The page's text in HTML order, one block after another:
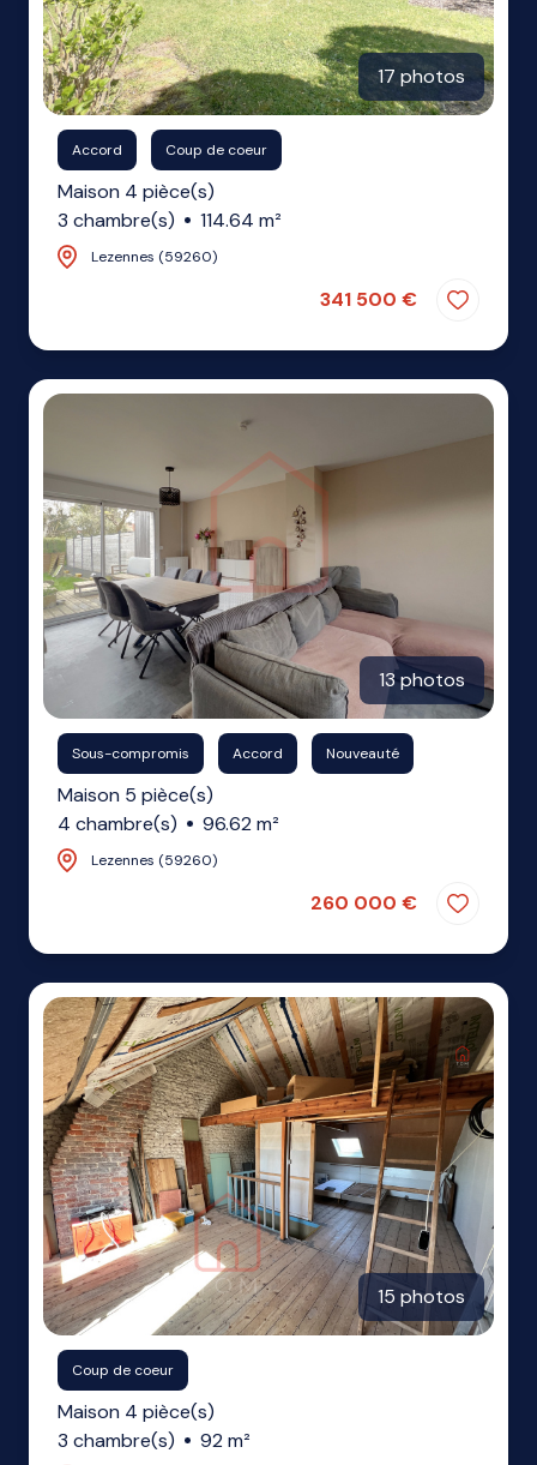
17 photos
Accord Coup de coeur
Maison 4 pièce(s)
3 chambre(s)
114.64 m²
Lezennes (59260)
341 500 €
13 photos
Sous-compromis Accord Nouveauté
Maison 5 pièce(s)
4 chambre(s)
96.62 m²
Lezennes (59260)
260 000 €
15 photos
Coup de coeur
Maison 4 pièce(s)
3 chambre(s)
92 m²